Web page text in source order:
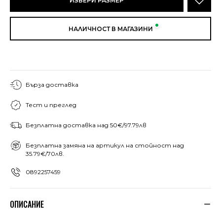
НАЛИЧНОСТ В МАГАЗИНИ
Бърза доставка
Тест и преглед
Безплатна доставка над 50€/97.79лв
Безплатна замяна на артикул на стойност над
35.79€/70лв.
0892257459
ОПИСАНИЕ